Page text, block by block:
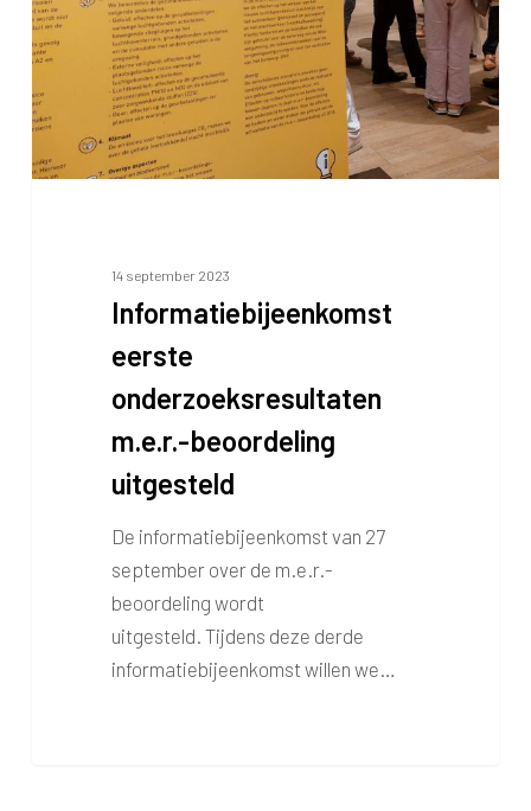
beoordeling
uitgesteld
14 september 2023
Informatiebijeenkomst
eerste
onderzoeksresultaten
m.e.r.-beoordeling
uitgesteld
De informatiebijeenkomst van 27
september over de m.e.r.-
beoordeling wordt
uitgesteld. Tijdens deze derde
informatiebijeenkomst willen we…